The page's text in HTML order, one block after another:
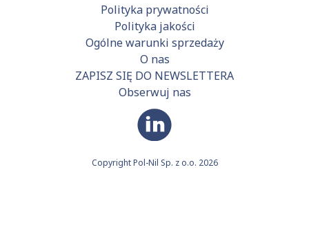
Polityka prywatności
Polityka jakości
Ogólne warunki sprzedaży
O nas
ZAPISZ SIĘ DO NEWSLETTERA
Obserwuj nas
Copyright Pol-Nil Sp. z o.o. 2026